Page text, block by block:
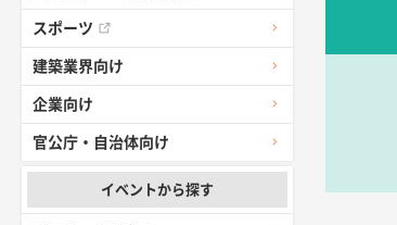
スポーツ
建築業界向け
企業向け
官公庁・自治体向け
イベントから探す